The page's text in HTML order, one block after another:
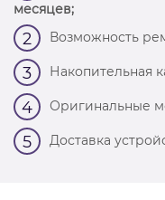
месяцев;
2 Возможность
3 Накопительная
4 Оригинальные
5 Доставка